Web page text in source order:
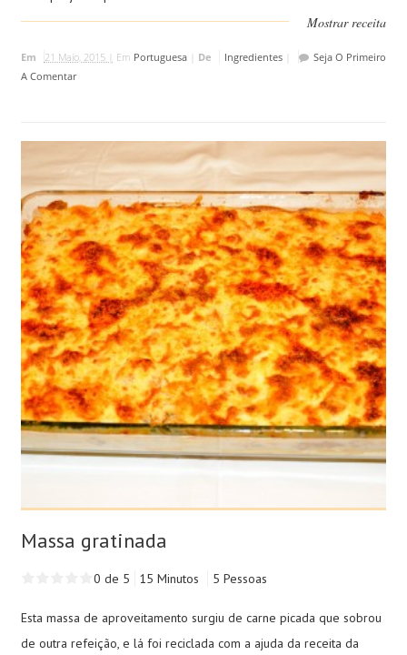
Mostrar receita
Em 21 Maio, 2015 | Em Portuguesa| De Ingredientes|
Seja O Primeiro
A Comentar
Massa gratinada
0 de 5 15 Minutos 5 Pessoas
Esta massa de aproveitamento surgiu de carne picada que sobrou
de outra refeição, e lá foi reciclada com a ajuda da receita da